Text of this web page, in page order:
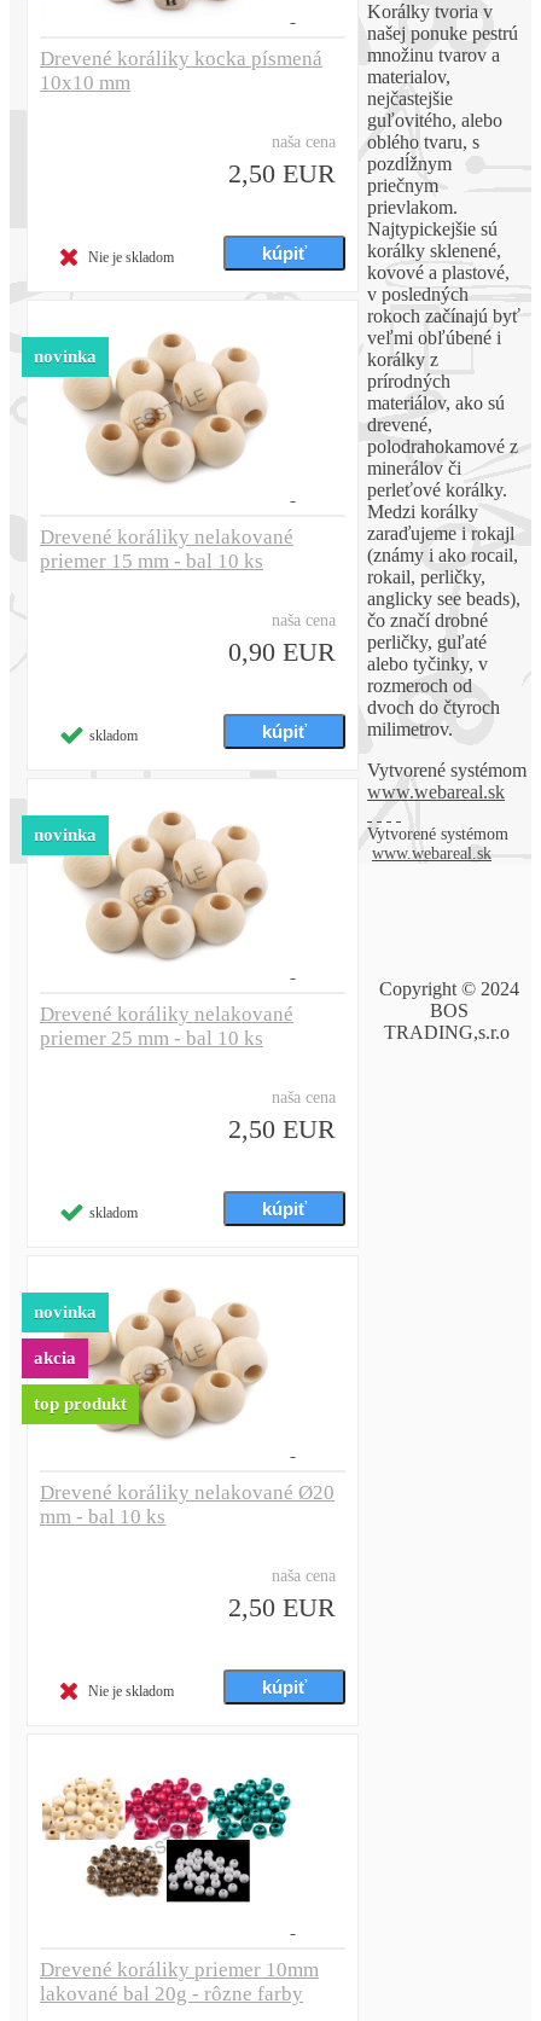
Drevené koráliky kocka písmená
10x10 mm
naša cena
2,50 EUR
Nie je skladom
Drevené koráliky nelakované
priemer 15 mm - bal 10 ks
naša cena
0,90 EUR
skladom
novinka
Drevené koráliky nelakované
priemer 25 mm - bal 10 ks
naša cena
2,50 EUR
skladom
novinka
Drevené koráliky nelakované Ø20
mm - bal 10 ks
naša cena
2,50 EUR
Nie je skladom
novinka
akcia
top produkt
Drevené koráliky priemer 10mm
lakované bal 20g - rôzne farby
Korálky tvoria v
našej ponuke pestrú
množinu tvarov a
materialov,
nejčastejšie
guľovitého, alebo
oblého tvaru, s
pozdĺžnym
priečnym
prievlakom.
Najtypickejšie sú
korálky sklenené,
kovové a plastové,
v posledných
rokoch začínajú byť
veľmi obľúbené i
korálky z
prírodných
materiálov, ako sú
drevené,
polodrahokamové z
minerálov či
perleťové korálky.
Medzi korálky
zaraďujeme i rokajl
(známy i ako rocail,
rokail, perličky,
anglicky see beads),
čo značí drobné
perličky, guľaté
alebo tyčinky, v
rozmeroch od
dvoch do čtyroch
milimetrov.
Vytvorené systémom
www.webareal.sk
Vytvorené systémom
www.webareal.sk
Copyright © 2024
BOS
TRADING,s.r.o